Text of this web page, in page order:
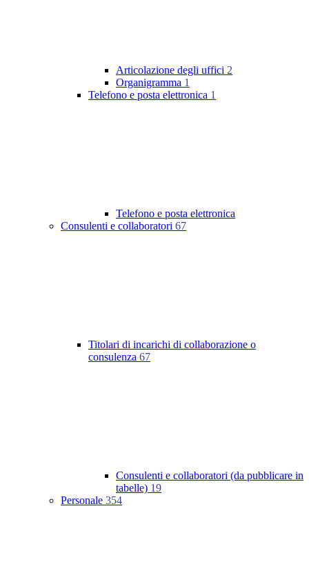
Articolazione degli uffici 2
Organigramma 1
Telefono e posta elettronica 1
Telefono e posta elettronica
Consulenti e collaboratori 67
Titolari di incarichi di collaborazione o
consulenza 67
Consulenti e collaboratori (da pubblicare in
tabelle) 19
Personale 354